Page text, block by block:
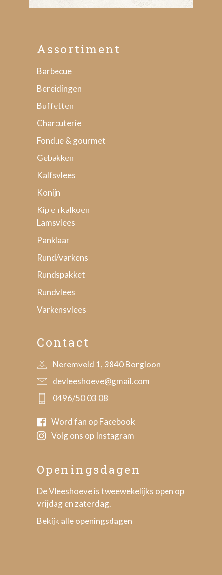
Assortiment
Barbecue
Bereidingen
Buffetten
Charcuterie
Fondue & gourmet
Gebakken
Kalfsvlees
Konijn
Kip en kalkoen
Lamsvlees
Panklaar
Rund/varkens
Rundspakket
Rundvlees
Varkensvlees
Contact
Neremveld 1, 3840 Borgloon
devleeshoeve@gmail.com
0496/50 03 08
Word fan op Facebook
Volg ons op Instagram
Openingsdagen
De Vleeshoeve is tweewekelijks open op
vrijdag en zaterdag.
Bekijk alle openingsdagen